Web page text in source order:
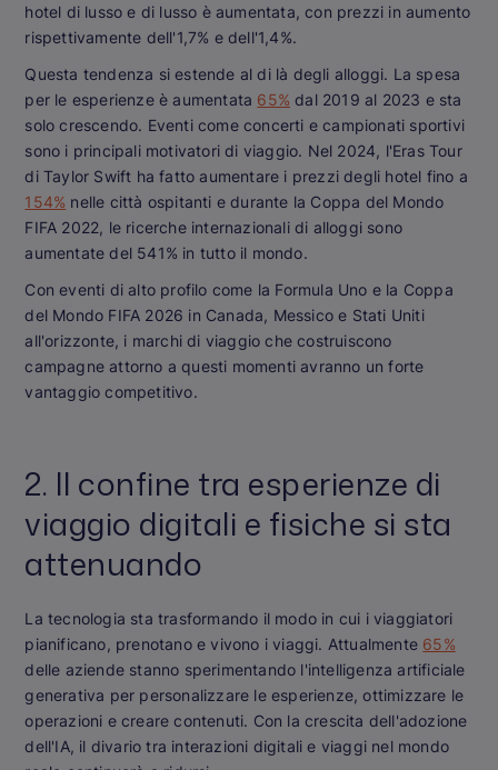
hotel di lusso e di lusso è aumentata, con prezzi in aumento
rispettivamente dell'1,7% e dell'1,4%.
Questa tendenza si estende al di là degli alloggi. La spesa
per le esperienze è aumentata 65% dal 2019 al 2023 e sta
solo crescendo. Eventi come concerti e campionati sportivi
sono i principali motivatori di viaggio. Nel 2024, l'Eras Tour
di Taylor Swift ha fatto aumentare i prezzi degli hotel fino a
154% nelle città ospitanti e durante la Coppa del Mondo
FIFA 2022, le ricerche internazionali di alloggi sono
aumentate del 541% in tutto il mondo.
Con eventi di alto profilo come la Formula Uno e la Coppa
del Mondo FIFA 2026 in Canada, Messico e Stati Uniti
all'orizzonte, i marchi di viaggio che costruiscono
campagne attorno a questi momenti avranno un forte
vantaggio competitivo.
2. Il confine tra esperienze di
viaggio digitali e fisiche si sta
attenuando
La tecnologia sta trasformando il modo in cui i viaggiatori
pianificano, prenotano e vivono i viaggi. Attualmente 65%
delle aziende stanno sperimentando l'intelligenza artificiale
generativa per personalizzare le esperienze, ottimizzare le
operazioni e creare contenuti. Con la crescita dell'adozione
dell'IA, il divario tra interazioni digitali e viaggi nel mondo